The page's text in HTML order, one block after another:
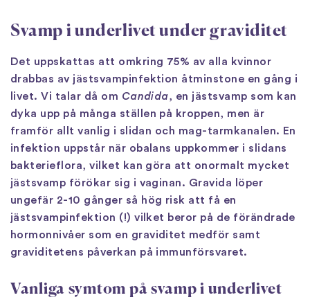
Svamp i underlivet under graviditet
Det uppskattas att omkring 75% av alla kvinnor
drabbas av jästsvampinfektion åtminstone en gång i
livet. Vi talar då om Candida, en jästsvamp som kan
dyka upp på många ställen på kroppen, men är
framför allt vanlig i slidan och mag-tarmkanalen. En
infektion uppstår när obalans uppkommer i slidans
bakterieflora, vilket kan göra att onormalt mycket
jästsvamp förökar sig i vaginan. Gravida löper
ungefär 2-10 gånger så hög risk att få en
jästsvampinfektion (!) vilket beror på de förändrade
hormonnivåer som en graviditet medför samt
graviditetens påverkan på immunförsvaret.
Vanliga symtom på svamp i underlivet